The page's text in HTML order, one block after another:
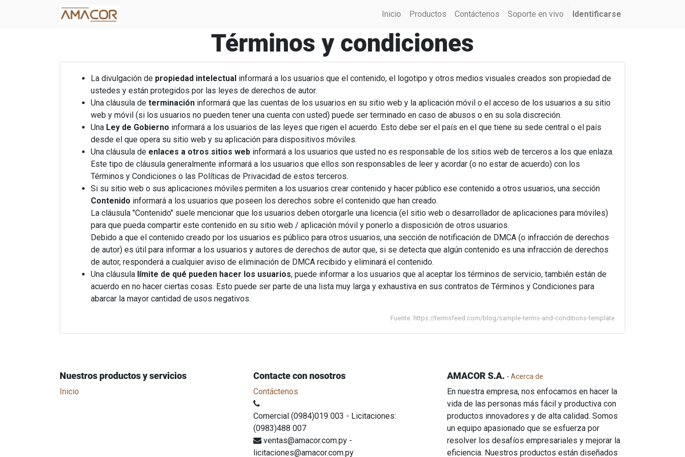
Inicio Productos Contáctenos Soporte en vivo Identificarse
Términos y condiciones
La divulgación de propiedad intelectual informará a los usuarios que el contenido, el logotipo y otros medios visuales creados son propiedad de
ustedes y están protegidos por las leyes de derechos de autor.
Una cláusula de terminación informará que las cuentas de los usuarios en su sitio web y la aplicación móvil o el acceso de los usuarios a su sitio
web y móvil (si los usuarios no pueden tener una cuenta con usted) puede ser terminado en caso de abusos o en su sola discreción.
Una Ley de Gobierno informará a los usuarios de las leyes que rigen el acuerdo. Esto debe ser el país en el que tiene su sede central o el país
desde el que opera su sitio web y su aplicación para dispositivos móviles.
Una cláusula de enlaces a otros sitios web informará a los usuarios que usted no es responsable de los sitios web de terceros a los que enlaza.
Este tipo de cláusula generalmente informará a los usuarios que ellos son responsables de leer y acordar (o no estar de acuerdo) con los
Términos y Condiciones o las Políticas de Privacidad de estos terceros.
Si su sitio web o sus aplicaciones móviles permiten a los usuarios crear contenido y hacer público ese contenido a otros usuarios, una sección
Contenido informará a los usuarios que poseen los derechos sobre el contenido que han creado.
La cláusula "Contenido" suele mencionar que los usuarios deben otorgarle una licencia (el sitio web o desarrollador de aplicaciones para móviles)
para que pueda compartir este contenido en su sitio web / aplicación móvil y ponerlo a disposición de otros usuarios.
Debido a que el contenido creado por los usuarios es público para otros usuarios, una sección de notificación de DMCA (o infracción de derechos
de autor) es útil para informar a los usuarios y autores de derechos de autor que, si se detecta que algún contenido es una infracción de derechos
de autor, responderá a cualquier aviso de eliminación de DMCA recibido y eliminará el contenido.
Una cláusula límite de qué pueden hacer los usuarios, puede informar a los usuarios que al aceptar los términos de servicio, también están de
acuerdo en no hacer ciertas cosas. Esto puede ser parte de una lista muy larga y exhaustiva en sus contratos de Términos y Condiciones para
abarcar la mayor cantidad de usos negativos.
Fuente: https://termsfeed.com/blog/sample-terms-and-conditions-template
Nuestros productos y servicios
Inicio
Contacte con nosotros
Contáctenos
Comercial (0984)019 003 - Licitaciones:
(0983)488 007
ventas@amacor.com.py -
licitaciones@amacor.com.py
AMACOR S.A. - Acerca de
En nuestra empresa, nos enfocamos en hacer la
vida de las personas más fácil y productiva con
productos innovadores y de alta calidad. Somos
un equipo apasionado que se esfuerza por
resolver los desafíos empresariales y mejorar la
eficiencia. Nuestros productos están diseñados